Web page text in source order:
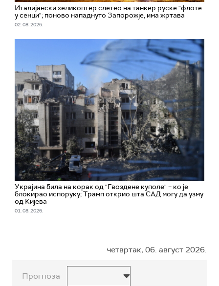
Италијански хеликоптер слетео на танкер руске "флоте
у сенци"; поново нападнуто Запорожје, има жртава
02. 08. 2026.
Украјина била на корак од "Гвоздене куполе" – ко је
блокирао испоруку; Трамп открио шта САД могу да узму
од Кијева
01. 08. 2026.
четвртак, 06. август 2026.
Прогноза